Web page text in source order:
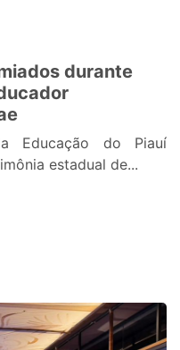
durante
Educação do Piauí
estadual de...